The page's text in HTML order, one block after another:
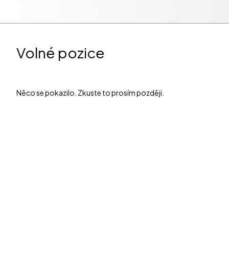
Volné pozice
Něco se pokazilo. Zkuste to prosím později.